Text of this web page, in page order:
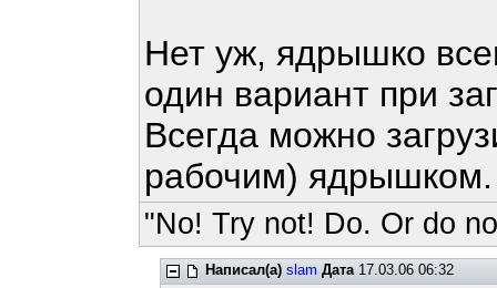
Нет уж, ядрышко
один вариант при
Всегда можно
рабочим)
"No! Try not! Do. Or do
Написал(а) slam Дата17.03.06 06:32